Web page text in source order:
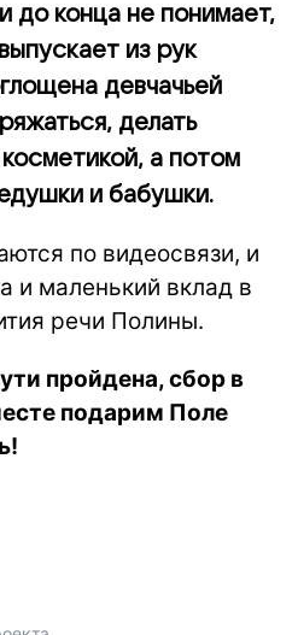
до конца не понимает,
из рук
девчачьей
делать
а потом
и бабушки.
по видеосвязи, и
и маленький вклад в
речи Полины.
пройдена, сбор в
подарим Поле